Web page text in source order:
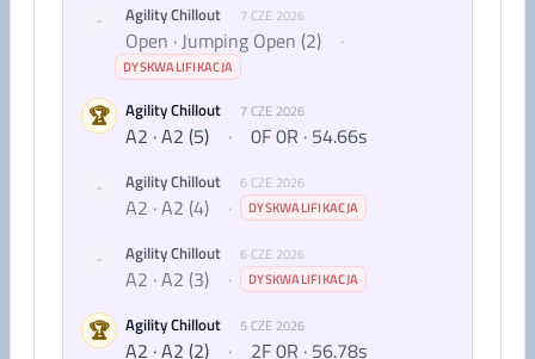
- Agility Chillout 7 CZE 2026
Open · Jumping Open (2) ·
DYSKWALIFIKACJA
🏆 Agility Chillout 7 CZE 2026
A2 · A2 (5) · 0F 0R · 54.66s
- Agility Chillout 6 CZE 2026
A2 · A2 (4) · DYSKWALIFIKACJA
- Agility Chillout 6 CZE 2026
A2 · A2 (3) · DYSKWALIFIKACJA
🏆 Agility Chillout 5 CZE 2026
A2 · A2 (2) ·
2F 0R · 56.78s